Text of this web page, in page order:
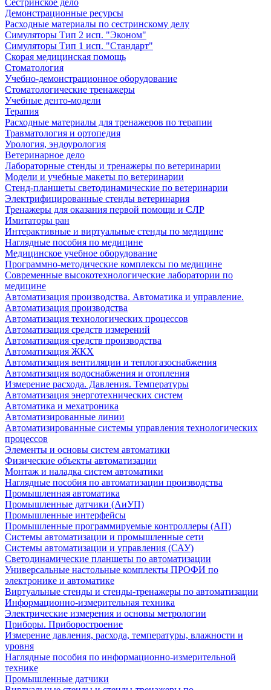
Сестринское дело
Демонстрационные ресурсы
Расходные материалы по сестринскому делу
Симуляторы Тип 2 исп. "Эконом"
Симуляторы Тип 1 исп. "Стандарт"
Скорая медицинская помощь
Стоматология
Учебно-демонстрационное оборудование
Стоматологические тренажеры
Учебные денто-модели
Терапия
Расходные материалы для тренажеров по терапии
Травматология и ортопедия
Урология, эндоурология
Ветеринарное дело
Лабораторные стенды и тренажеры по ветеринарии
Модели и учебные макеты по ветеринарии
Стенд-планшеты светодинамические по ветеринарии
Электрифицированные стенды ветеринария
Тренажеры для оказания первой помощи и СЛР
Имитаторы ран
Интерактивные и виртуальные стенды по медицине
Наглядные пособия по медицине
Медицинское учебное оборудование
Программно-методические комплексы по медицине
Современные высокотехнологические лаборатории по
медицине
Автоматизация производства. Автоматика и управление.
Автоматизация производства
Автоматизация технологических процессов
Автоматизация средств измерений
Автоматизация средств производства
Автоматизация ЖКХ
Автоматизация вентиляции и теплогазоснабжения
Автоматизация водоснабжения и отопления
Измерение расхода. Давления. Температуры
Автоматизация энерготехнических систем
Автоматика и мехатроника
Автоматизированные линии
Автоматизированные системы управления технологических
процессов
Элементы и основы систем автоматики
Физические объекты автоматизации
Монтаж и наладка систем автоматики
Наглядные пособия по автоматизации производства
Промышленная автоматика
Промышленные датчики (АиУП)
Промышленные интерфейсы
Промышленные программируемые контроллеры (АП)
Системы автоматизации и промышленные сети
Системы автоматизации и управления (САУ)
Светодинамические планшеты по автоматизации
Универсальные настольные комплекты ПРОФИ по
электронике и автоматике
Виртуальные стенды и стенды-тренажеры по автоматизации
Информационно-измерительная техника
Электрические измерения и основы метрологии
Приборы. Приборостроение
Измерение давления, расхода, температуры, влажности и
уровня
Наглядные пособия по информационно-измерительной
технике
Промышленные датчики